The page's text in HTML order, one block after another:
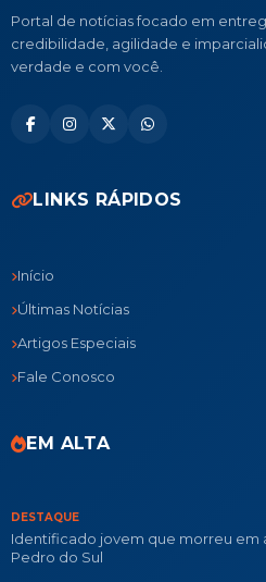
Portal de notícias focado em
credibilidade, agilidade e
verdade e com você.
LINKS RÁPIDOS
Início
Últimas Notícias
Artigos Especiais
Fale Conosco
EM ALTA
DESTAQUE
Identificado jovem que morreu em
Pedro do Sul